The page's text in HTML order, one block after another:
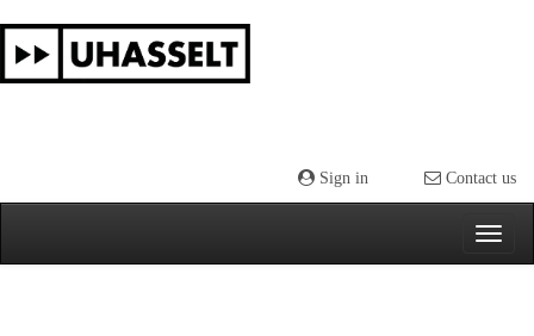
navigation
Sign in Contact us